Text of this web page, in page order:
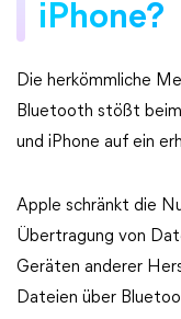
iPhone?
Die herkömmliche
Bluetooth stößt
und iPhone auf ein
Apple schränkt die
Übertragung von
Geräten anderer
Dateien über